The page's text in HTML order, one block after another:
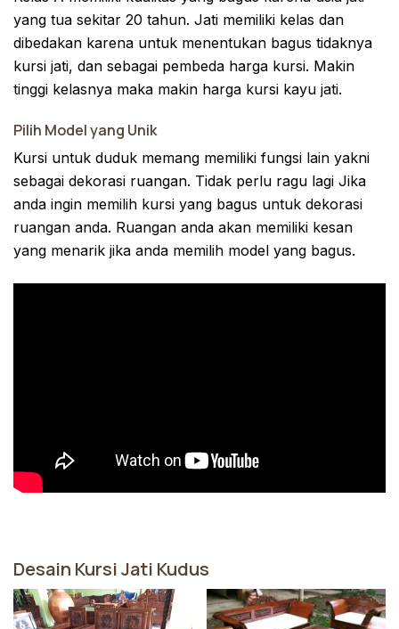
yang tua sekitar 20 tahun. Jati memiliki kelas dan
dibedakan karena untuk menentukan bagus tidaknya
kursi jati, dan sebagai pembeda harga kursi. Makin
tinggi kelasnya maka makin harga kursi kayu jati.
Pilih Model yang Unik
Kursi untuk duduk memang memiliki fungsi lain yakni
sebagai dekorasi ruangan. Tidak perlu ragu lagi Jika
anda ingin memilih kursi yang bagus untuk dekorasi
ruangan anda. Ruangan anda akan memiliki kesan
yang menarik jika anda memilih model yang bagus.
Desain Kursi Jati Kudus